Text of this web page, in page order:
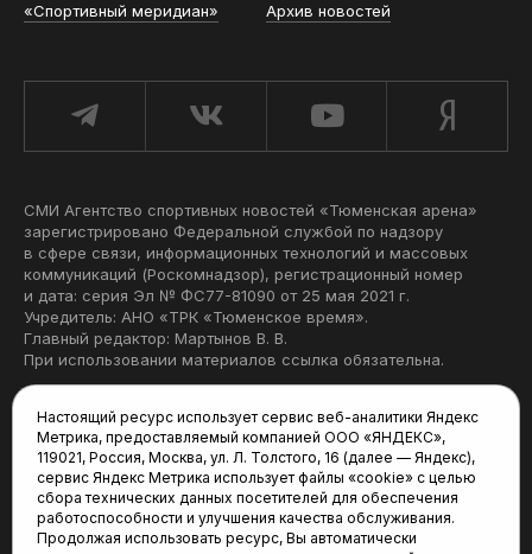
«Спортивный меридиан»
Архив новостей
СМИ Агентство спортивных новостей «Тюменская арена»
зарегистрировано Федеральной службой по надзору
в сфере связи, информационных технологий и массовых
коммуникаций (Роскомнадзор), регистрационный номер
и дата: серия Эл № ФС77-81090 от 25 мая 2021 г.
Учредитель: АНО «ТРК «Тюменское время».
Главный редактор: Мартынов В. В.
При использовании материалов ссылка обязательна.
Редакция:
625035, Тюмень, пр. Геологоразведчиков, 28А
(3452) 68-22-28
tum-arena@mail.ru
Настоящий ресурс использует сервис веб-аналитики Яндекс
Метрика, предоставляемый компанией ООО «ЯНДЕКС»,
119021, Россия, Москва, ул. Л. Толстого, 16 (далее — Яндекс),
сервис Яндекс Метрика использует файлы «cookie» с целью
сбора технических данных посетителей для обеспечения
работоспособности и улучшения качества обслуживания.
Продолжая использовать ресурс, Вы автоматически